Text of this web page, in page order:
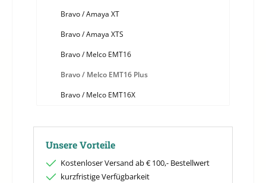
Bravo / Amaya XT
Bravo / Amaya XTS
Bravo / Melco EMT16
Bravo / Melco EMT16 Plus
Bravo / Melco EMT16X
Unsere Vorteile
Kostenloser Versand ab € 100,- Bestellwert
kurzfristige Verfügbarkeit